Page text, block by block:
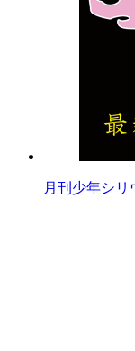
月刊少年シ